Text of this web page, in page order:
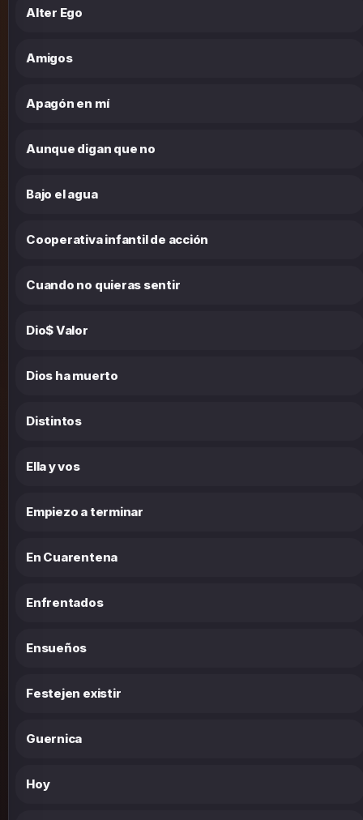
Alter Ego
Amigos
Apagón en mí
Aunque digan que no
Bajo el agua
Cooperativa infantil de acción
Cuando no quieras sentir
Dio$ Valor
Dios ha muerto
Distintos
Ella y vos
Empiezo a terminar
En Cuarentena
Enfrentados
Ensueños
Festejen existir
Guernica
Hoy